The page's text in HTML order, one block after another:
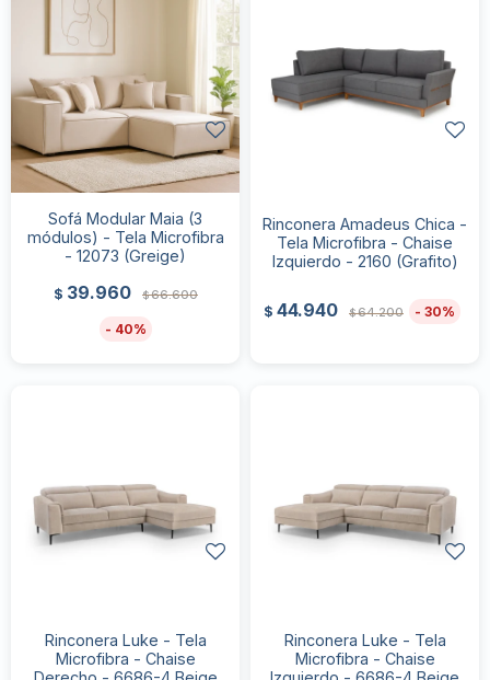
Sofá Modular Maia (3
módulos) - Tela Microfibra
- 12073 (Greige)
$ 39.960 $66.600
40
Rinconera Amadeus Chica -
Tela Microfibra - Chaise
Izquierdo - 2160 (Grafito)
$ 44.940 $64.200 30
Rinconera Luke - Tela
Microfibra - Chaise
Rinconera Luke - Tela
Microfibra - Chaise